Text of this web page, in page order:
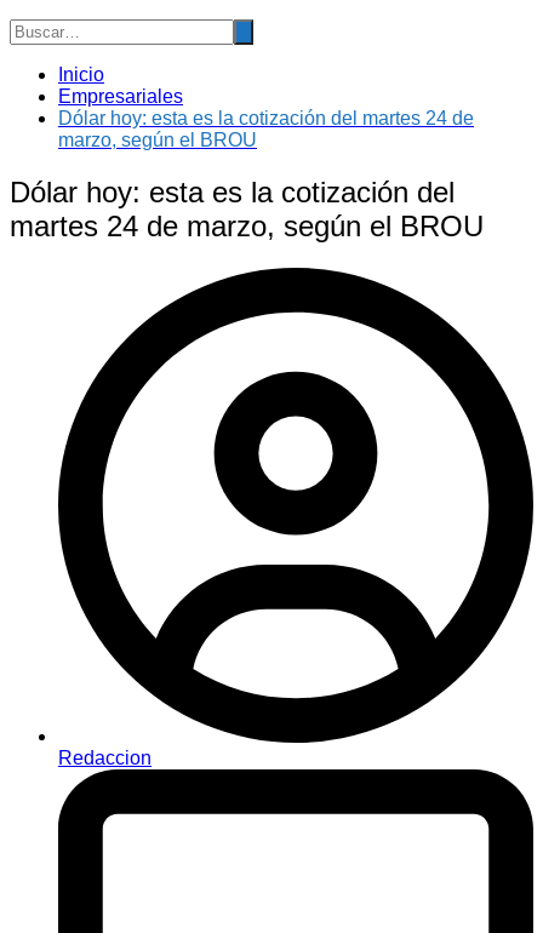
Inicio
Empresariales
Dólar hoy: esta es la cotización del martes 24 de
marzo, según el BROU
Dólar hoy: esta es la cotización del
martes 24 de marzo, según el BROU
Redaccion